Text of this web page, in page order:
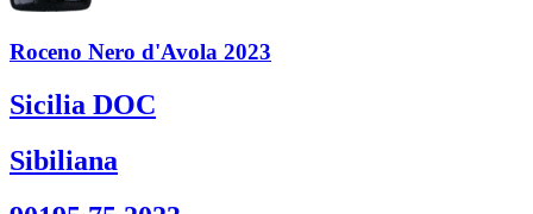
Roceno Nero d'Avola 2023
Sicilia DOC
Sibiliana